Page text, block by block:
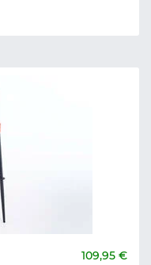
109,95 €